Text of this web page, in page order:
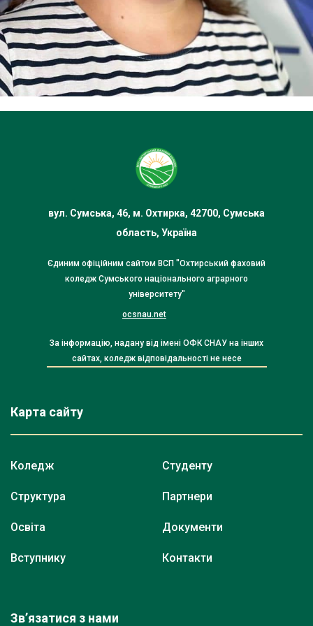
вул. Сумська, 46, м. Охтирка, 42700, Сумська
область, Україна
Єдиним офіційним сайтом ВСП "Охтирський фаховий
коледж Сумського національного аграрного
університету"
ocsnau.net
За інформацію, надану від імені ОФК СНАУ на інших
сайтах, коледж відповідальності не несе
Карта сайту
Коледж
Структура
Освіта
Вступнику
Студенту
Партнери
Документи
Контакти
Зв’язатися з нами